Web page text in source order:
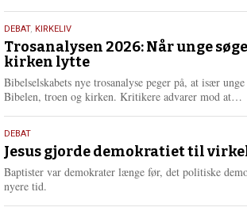
2.
juni
2026
DEBAT, KIRKELIV
Trosanalysen 2026: Når unge
kirken lytte
Bibelselskabets nye trosanalyse peger på, at især
Bibelen, troen og kirken. Kritikere advarer mod at…
e
r
e
18.
maj
2026
DEBAT
Jesus gjorde demokratiet til
Baptister var demokrater længe før, det politiske
nyere tid.